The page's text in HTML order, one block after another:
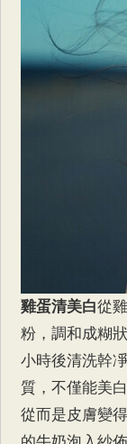
雞蛋清美白從
粉，調和成糊
小時後清洗幹
質，不僅能美
從而是皮膚變